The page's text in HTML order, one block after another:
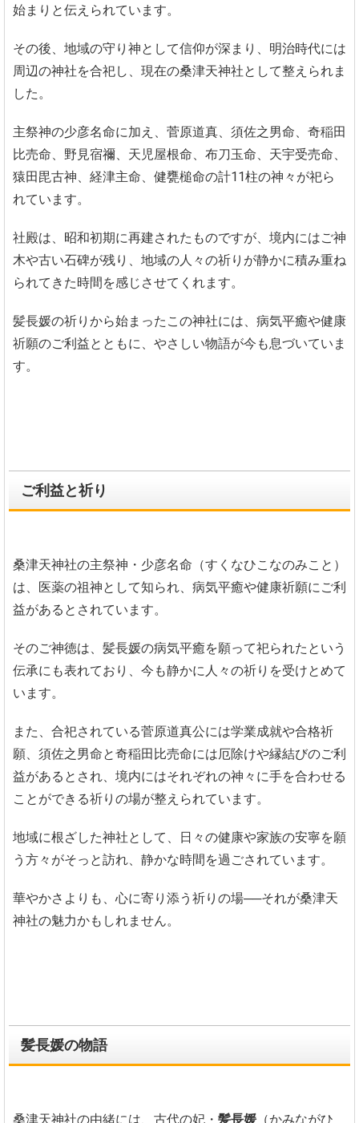
始まりと伝えられています。
その後、地域の守り神として信仰が深まり、明治時代には
周辺の神社を合祀し、現在の桑津天神社として整えられま
した。
主祭神の少彦名命に加え、菅原道真、須佐之男命、奇稲田
比売命、野見宿禰、天児屋根命、布刀玉命、天宇受売命、
猿田毘古神、経津主命、健甕槌命の計11柱の神々が祀ら
れています。
社殿は、昭和初期に再建されたものですが、境内にはご神
木や古い石碑が残り、地域の人々の祈りが静かに積み重ね
られてきた時間を感じさせてくれます。
髪長媛の祈りから始まったこの神社には、病気平癒や健康
祈願のご利益とともに、やさしい物語が今も息づいていま
す。
ご利益と祈り
桑津天神社の主祭神・少彦名命（すくなひこなのみこと）
は、医薬の祖神として知られ、病気平癒や健康祈願にご利
益があるとされています。
そのご神徳は、髪長媛の病気平癒を願って祀られたという
伝承にも表れており、今も静かに人々の祈りを受けとめて
います。
また、合祀されている菅原道真公には学業成就や合格祈
願、須佐之男命と奇稲田比売命には厄除けや縁結びのご利
益があるとされ、境内にはそれぞれの神々に手を合わせる
ことができる祈りの場が整えられています。
地域に根ざした神社として、日々の健康や家族の安寧を願
う方々がそっと訪れ、静かな時間を過ごされています。
華やかさよりも、心に寄り添う祈りの場──それが桑津天
神社の魅力かもしれません。
髪長媛の物語
桑津天神社の由緒には、古代の妃・ 髪長媛 （かみながひ